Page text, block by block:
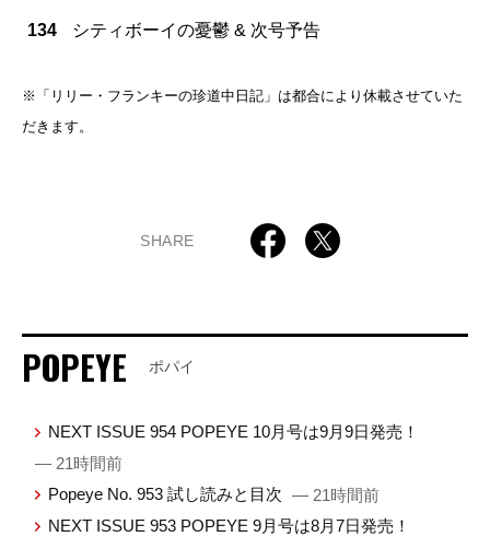
134 シティボーイの憂鬱 & 次号予告
※「リリー・フランキーの珍道中日記」は都合により休載させていた
だきます。
SHARE
POPEYE ポパイ
NEXT ISSUE 954 POPEYE 10月号は9月9日発売！
— 21時間前
Popeye No. 953 試し読みと目次 — 21時間前
NEXT ISSUE 953 POPEYE 9月号は8月7日発売！